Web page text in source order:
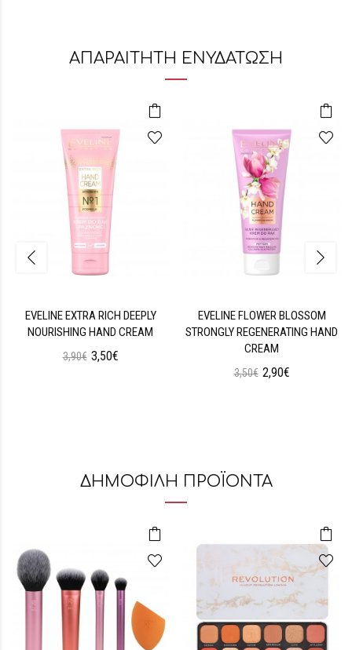
ΑΠΑΡΑΙΤΗΤΗ ΕΝΥΔΑΤΩΣΗ
EVELINE EXTRA RICH DEEPLY
NOURISHING HAND CREAM
3,90€ 3,50€
EVELINE FLOWER BLOSSOM
STRONGLY REGENERATING HAND
CREAM
3,50€ 2,90€
ΔΗΜΟΦΙΛΗ ΠΡΟΪΟΝΤΑ